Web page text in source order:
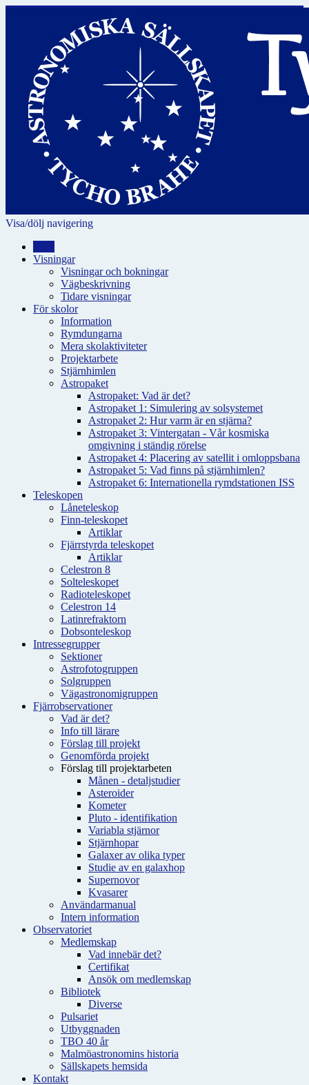
Visa/dölj navigering
Visningar
Visningar och bokningar
Vägbeskrivning
Tidare visningar
För skolor
Information
Rymdungarna
Mera skolaktiviteter
Projektarbete
Stjärnhimlen
Astropaket
Astropaket: Vad är det?
Astropaket 1: Simulering av solsystemet
Astropaket 2: Hur varm är en stjärna?
Astropaket 3: Vintergatan - Vår kosmiska
omgivning i ständig rörelse
Astropaket 4: Placering av satellit i omloppsbana
Astropaket 5: Vad finns på stjärnhimlen?
Astropaket 6: Internationella rymdstationen ISS
Teleskopen
Låneteleskop
Finn-teleskopet
Artiklar
Fjärrstyrda teleskopet
Artiklar
Celestron 8
Solteleskopet
Radioteleskopet
Celestron 14
Latinrefraktorn
Dobsonteleskop
Intressegrupper
Sektioner
Astrofotogruppen
Solgruppen
Vägastronomigruppen
Fjärrobservationer
Vad är det?
Info till lärare
Förslag till projekt
Genomförda projekt
Förslag till projektarbeten
Månen - detaljstudier
Asteroider
Kometer
Pluto - identifikation
Variabla stjärnor
Stjärnhopar
Galaxer av olika typer
Studie av en galaxhop
Supernovor
Kvasarer
Användarmanual
Intern information
Observatoriet
Medlemskap
Vad innebär det?
Certifikat
Ansök om medlemskap
Bibliotek
Diverse
Pulsariet
Utbyggnaden
TBO 40 år
Malmöastronomins historia
Sällskapets hemsida
Kontakt